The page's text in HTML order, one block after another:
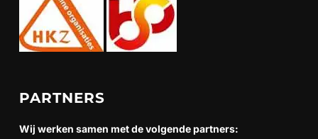
PARTNERS
Wij werken samen met de volgende partners: